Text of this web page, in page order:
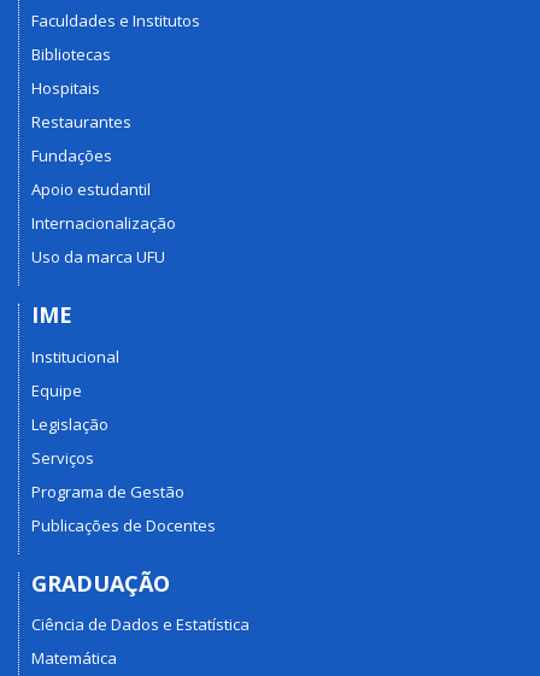
Faculdades e Institutos
Bibliotecas
Hospitais
Restaurantes
Fundações
Apoio estudantil
Internacionalização
Uso da marca UFU
IME
Institucional
Equipe
Legislação
Serviços
Programa de Gestão
Publicações de Docentes
GRADUAÇÃO
Ciência de Dados e Estatística
Matemática